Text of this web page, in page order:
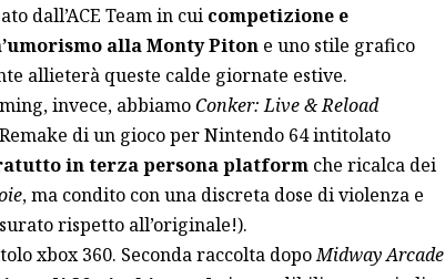
dall’ACE Team in cuicompetizione e
alla Monty Pitone uno stile grafico
allieterà queste calde giornate estive.
invece, abbiamoConker: Live & Reload
di un gioco per Nintendo 64 intitolato
in terza persona platformche ricalca dei
, ma condito con una discreta dose di violenza e
rispetto all’originale!).
xbox 360. Seconda raccolta dopoMidway Arcade